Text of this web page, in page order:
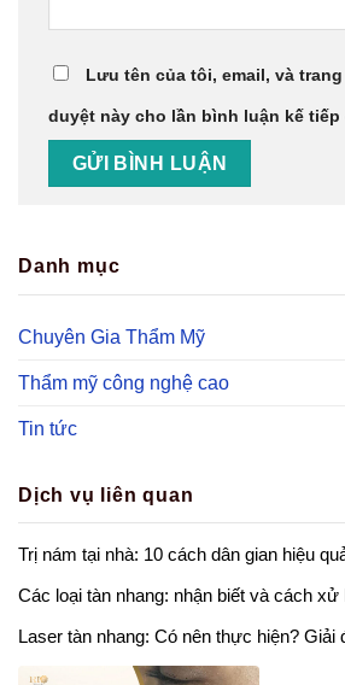
Lưu tên của tôi, email, và
duyệt này cho lần bình luận kế tiếp
Danh mục
Chuyên Gia Thẩm Mỹ
Thẩm mỹ công nghệ cao
Tin tức
Dịch vụ liên quan
Trị nám tại nhà: 10 cách dân gian hiệu
Các loại tàn nhang: nhận biết và cách xử
Laser tàn nhang: Có nên thực hiện? Giải